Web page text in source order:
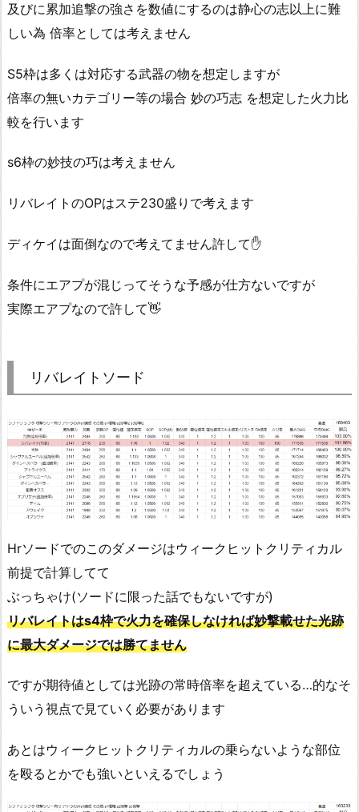
及びに累加追撃の強さを数値にするのは静心の志以上に難
しい為 倍率としては考えません
S5枠は多くは対応する武器の物を想定しますが
倍率の無いカテゴリー等の場合 妙の巧志 を想定した火力比
較を行います
s6枠の妙技の巧は考えません
リバレイトのOPはステ230盛りで考えます
ディケイは面倒なので考えてません許して✋
条件にエアプが混じってそうな予感が仕方ないですが
実際エアプなので許して👋
リバレイトソード
Hrソードでのこのダメージはウィークヒットクリティカル
前提で計算してて
ぶっちゃけ(ソードに限った話でもないですが)
リバレイトはs4枠で火力を確保しなければ妙撃載せた光跡
に最大ダメージでは勝てません
ですが期待値としては光跡の常時倍率を超えている…的なそ
ういう視点で見ていく必要があります
あとはウィークヒットクリティカルの乗らないような部位
を殴るとかでも強いといえるでしょう